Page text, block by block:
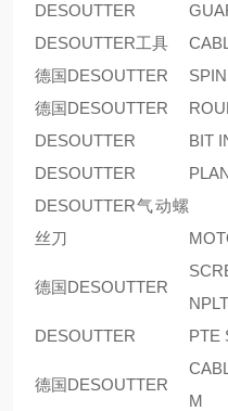
DESOUTTER
DESOUTTER工具
德国DESOUTTER
德国DESOUTTER
DESOUTTER
BIT
DESOUTTER
DESOUTTER气动螺
丝刀
德国DESOUTTER
NPLT
DESOUTTER
PTE
德国DESOUTTER
M